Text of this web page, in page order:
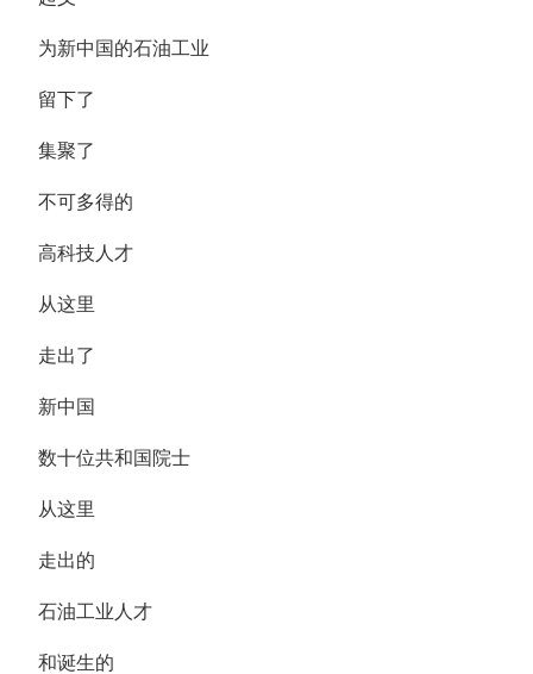
为新中国的石油工业
留下了
集聚了
不可多得的
高科技人才
从这里
走出了
新中国
数十位共和国院士
从这里
走出的
石油工业人才
和诞生的